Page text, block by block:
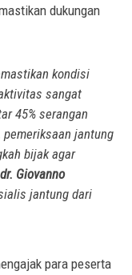
dukungan
kondisi
sangat
45% serangan
jantung
bijak agar
dr. Giovanno
jantung dari
para peserta